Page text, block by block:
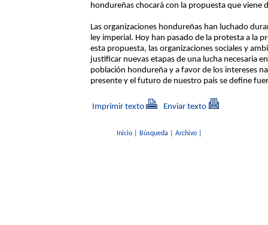
hondureñas chocará con la propuesta que viene
Las organizaciones hondureñas han luchado
ley imperial. Hoy han pasado de la protesta a la
esta propuesta, las organizaciones sociales y
justificar nuevas etapas de una lucha necesaria
población hondureña y a favor de los intereses
presente y el futuro de nuestro país se define
Imprimir texto Enviar texto
Inicio| Búsqueda Archivo|